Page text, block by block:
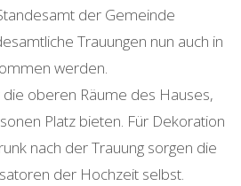
der Gemeinde
Trauungen nun auch in
werden.
oberen Räume des Hauses,
Platz bieten. Für Dekoration
nach der Trauung sorgen die
der Hochzeit selbst.